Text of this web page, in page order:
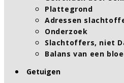
Plattegrond
Adressen
Onderzoek
Slachtoffers, niet
Balans van een
Getuigen